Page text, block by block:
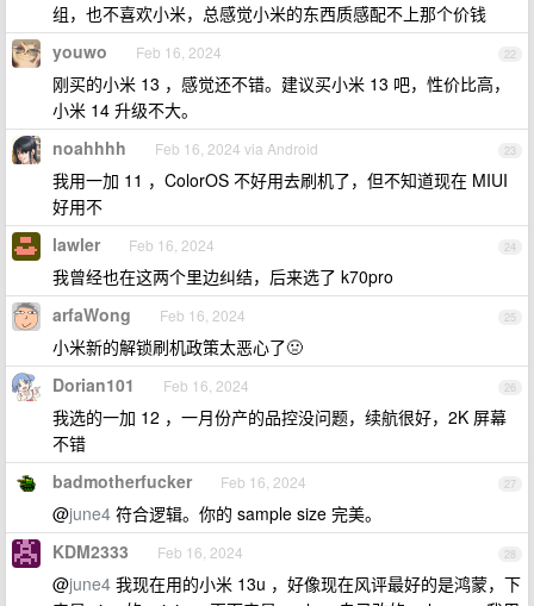
组，也不喜欢小米，总感觉小米的东西质感配不上那个价钱
22
youwo Feb 16, 2024
刚买的小米 13 ，感觉还不错。建议买小米 13 吧，性价比高，
小米 14 升级不大。
23
noahhhh Feb 16, 2024 via Android
我用一加 11 ，ColorOS 不好用去刷机了，但不知道现在 MIUI
好用不
24
lawler Feb 16, 2024
我曾经也在这两个里边纠结，后来选了 k70pro
25
arfaWong Feb 16, 2024
小米新的解锁刷机政策太恶心了🤢
26
Dorian101 Feb 16, 2024
我选的一加 12 ，一月份产的品控没问题，续航很好，2K 屏幕
不错
27
badmotherfucker Feb 16, 2024
@june4 符合逻辑。你的 sample size 完美。
28
KDM2333 Feb 16, 2024
@june4 我现在用的小米 13u ，好像现在风评最好的是鸿蒙，下